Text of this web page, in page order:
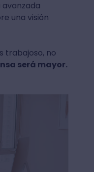
una visión
trabajoso, no
será mayor.